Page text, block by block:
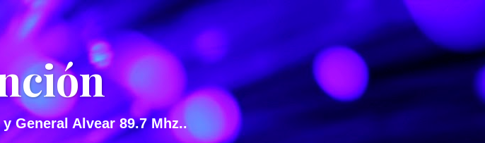
General Alvear 89.7 Mhz..